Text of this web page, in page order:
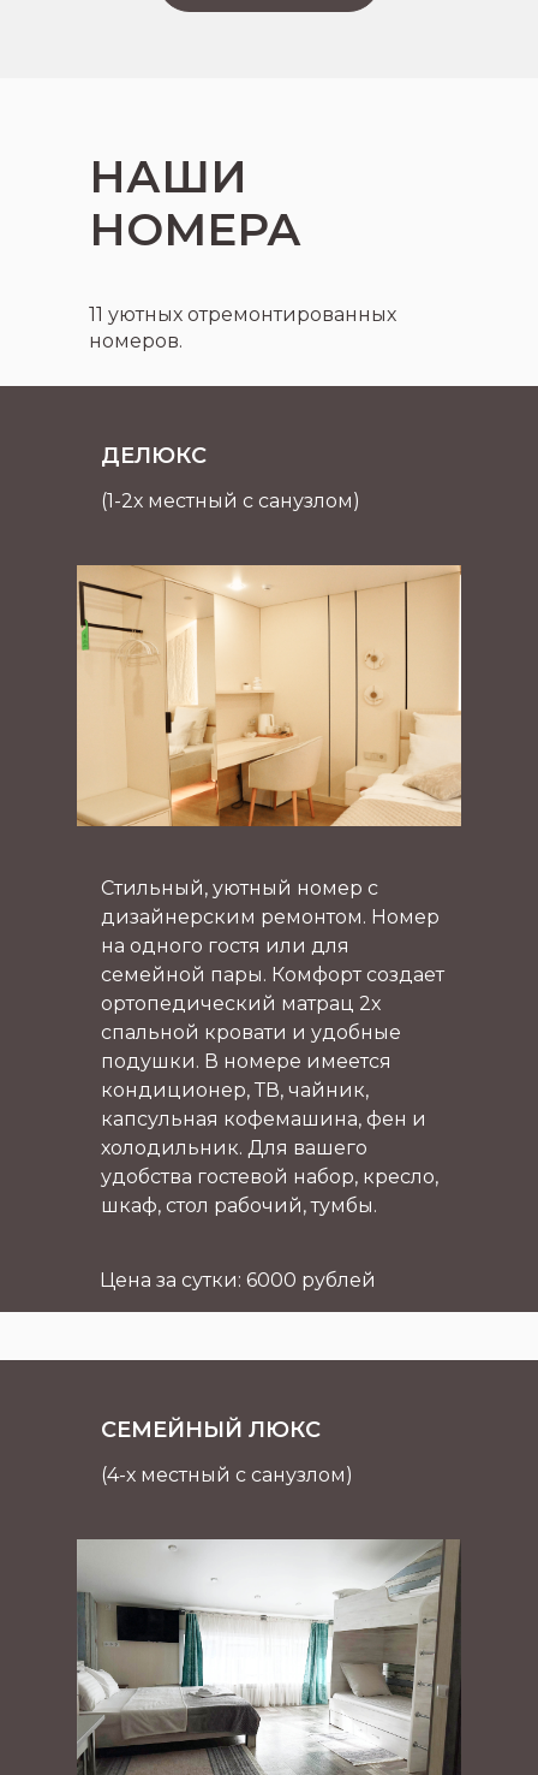
НАШИ
НОМЕРА
11 уютных отремонтированных
номеров.
Стильный, уютный номер с
дизайнерским ремонтом. Номер
на одного гостя или для
семейной пары. Комфорт создает
ортопедический матрац 2х
спальной кровати и удобные
подушки. В номере имеется
кондиционер, ТВ, чайник,
капсульная кофемашина, фен и
холодильник. Для вашего
удобства гостевой набор, кресло,
шкаф, стол рабочий, тумбы.
ДЕЛЮКС
(1-2х местный с санузлом)
Цена за сутки: 6000 рублей
СЕМЕЙНЫЙ ЛЮКС
(4-х местный с санузлом)